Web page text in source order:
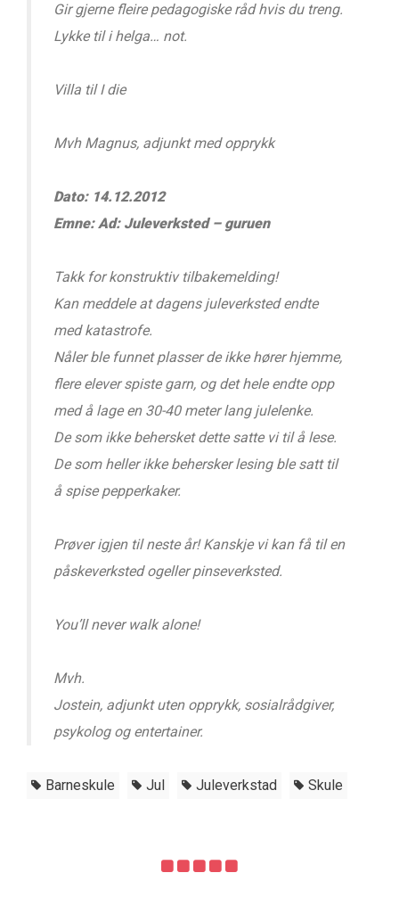
Gir gjerne fleire pedagogiske råd hvis du treng.
Lykke til i helga… not.
Villa til I die
Mvh Magnus, adjunkt med opprykk
Dato: 14.12.2012
Emne: Ad: Juleverksted – guruen
Takk for konstruktiv tilbakemelding!
Kan meddele at dagens juleverksted endte
med katastrofe.
Nåler ble funnet plasser de ikke hører hjemme,
flere elever spiste garn, og det hele endte opp
med å lage en 30-40 meter lang julelenke.
De som ikke behersket dette satte vi til å lese.
De som heller ikke behersker lesing ble satt til
å spise pepperkaker.
Prøver igjen til neste år! Kanskje vi kan få til en
påskeverksted ogeller pinseverksted.
You’ll never walk alone!
Mvh.
Jostein, adjunkt uten opprykk, sosialrådgiver,
psykolog og entertainer.
Barneskule Jul Juleverkstad Skule